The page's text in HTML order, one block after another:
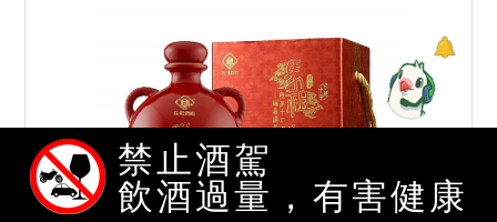
禁止酒駕
飲酒過量，有害健康